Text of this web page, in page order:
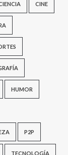
CINE
HUMOR
P2P
TECNOLOGÍA